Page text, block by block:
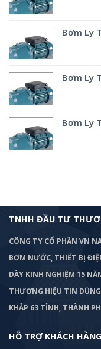
Bơm Ly
Bơm Ly
Bơm Ly
TNHH ĐẦU TƯ
CÔNG TY CỔ PHẦN VN
BƠM NƯỚC, THIẾT BỊ
DÀY KINH NGHIỆM 15
THƯƠNG HIỆU TIN
KHẮP 63 TỈNH, THÀNH
HỖ TRỢ KHÁCH HÀNG